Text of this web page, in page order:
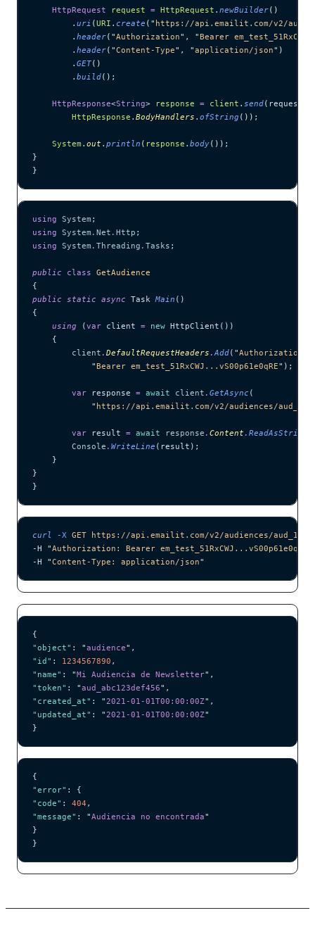
    HttpRequest
request = HttpRequest . newBuilder()
        .
uri (URI . create ( " https://api.emailit.com/v2/
        .
header( "Authorization" , "Bearer
        .
header( "Content-Type" , "application/json" )
        .
GET()
        .
build() ;
    HttpResponse
<String> response = client . send( request,
        HttpResponse
. BodyHandlers . ofString ()) ;
    System
. out . println ( response . body()) ;
}
}
using System ;
using System . Net . Http ;
using System . Threading . Tasks ;
public class GetAudience
{
public static async Task Main ()
{
    using
(var client = new HttpClient())
    {
        client
. DefaultRequestHeaders . Add( "Authorization
            "
Bearer em_test_51RxCWJ...vS00p61e0qRE" );
        var
response = await client . GetAsync (
            "
https://api.emailit.com/v2/audiences/
        var
result = await response . Content .
        Console
. WriteLine (result);
    }
}
}
curl -X GET https://api.emailit.com/v2/audiences/
-H "Authorization: Bearer em_test_51RxCWJ...vS00p61e0qRE
-H "Content-Type: application/json"
{
"object" : "audience" ,
"id" : 1234567890 ,
"name" : "Mi Audiencia de Newsletter" ,
"token" : "aud_abc123def456" ,
"created_at" : " 2021-01-01T00:00:00Z" ,
"updated_at" : " 2021-01-01T00:00:00Z"
}
{
"error" : {
"code" : 404 ,
"message" : "Audiencia no encontrada"
}
}